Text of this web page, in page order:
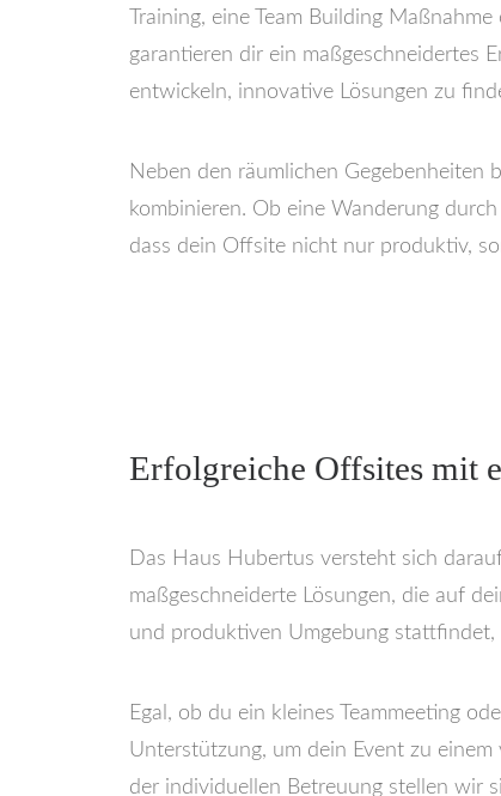
Training, eine Team Building
garantieren dir ein maßgeschneidertes
entwickeln, innovative Lösungen zu
Neben den räumlichen
kombinieren. Ob eine Wanderung
dass dein Offsite nicht nur produktiv,
Erfolgreiche Offsites mit
Das Haus Hubertus versteht sich
maßgeschneiderte Lösungen, die auf
und produktiven Umgebung stattfindet,
Egal, ob du ein kleines Teammeeting
Unterstützung, um dein Event zu
der individuellen Betreuung stellen wir